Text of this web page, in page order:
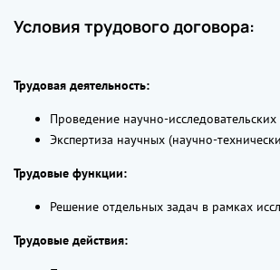
Условия трудового договора:
Трудовая деятельность:
Проведение научно-исследовательских
Экспертиза научных (научно-
Трудовые функции:
Решение отдельных задач в рамках
Трудовые действия: